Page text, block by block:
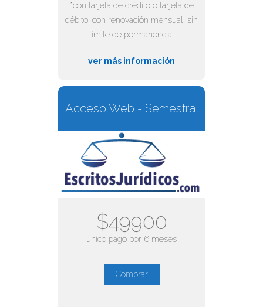
*con tarjeta de crédito o tarjeta de
débito, con renovación mensual, sin
límite de permanencia.
ver más información
Acceso Web - Semestral
$49900
único pago por 6 meses
Comprar